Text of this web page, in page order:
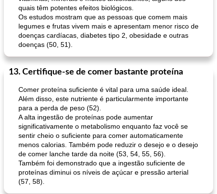
quais têm potentes efeitos biológicos.
Os estudos mostram que as pessoas que comem mais
legumes e frutas vivem mais e apresentam menor risco de
doenças cardíacas, diabetes tipo 2, obesidade e outras
doenças (50, 51).
13. Certifique-se de comer bastante proteína
Comer proteína suficiente é vital para uma saúde ideal.
Além disso, este nutriente é particularmente importante
para a perda de peso (52).
A alta ingestão de proteínas pode aumentar
significativamente o metabolismo enquanto faz você se
sentir cheio o suficiente para comer automaticamente
menos calorias. Também pode reduzir o desejo e o desejo
de comer lanche tarde da noite (53, 54, 55, 56).
Também foi demonstrado que a ingestão suficiente de
proteínas diminui os níveis de açúcar e pressão arterial
(57, 58).